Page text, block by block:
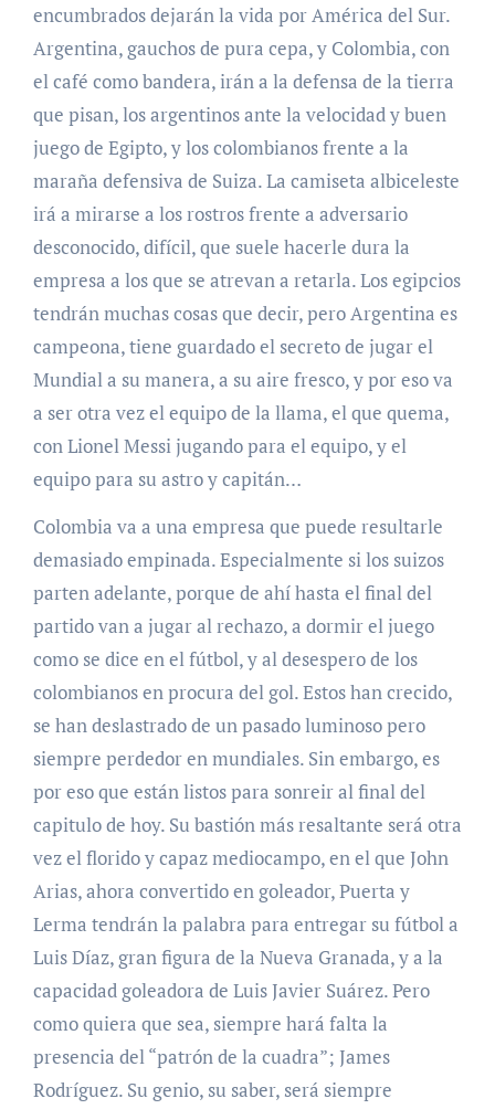
encumbrados dejarán la vida por América del Sur.
Argentina, gauchos de pura cepa, y Colombia, con
el café como bandera, irán a la defensa de la tierra
que pisan, los argentinos ante la velocidad y buen
juego de Egipto, y los colombianos frente a la
maraña defensiva de Suiza. La camiseta albiceleste
irá a mirarse a los rostros frente a adversario
desconocido, difícil, que suele hacerle dura la
empresa a los que se atrevan a retarla. Los egipcios
tendrán muchas cosas que decir, pero Argentina es
campeona, tiene guardado el secreto de jugar el
Mundial a su manera, a su aire fresco, y por eso va
a ser otra vez el equipo de la llama, el que quema,
con Lionel Messi jugando para el equipo, y el
equipo para su astro y capitán…
Colombia va a una empresa que puede resultarle
demasiado empinada. Especialmente si los suizos
parten adelante, porque de ahí hasta el final del
partido van a jugar al rechazo, a dormir el juego
como se dice en el fútbol, y al desespero de los
colombianos en procura del gol. Estos han crecido,
se han deslastrado de un pasado luminoso pero
siempre perdedor en mundiales. Sin embargo, es
por eso que están listos para sonreir al final del
capitulo de hoy. Su bastión más resaltante será otra
vez el florido y capaz mediocampo, en el que John
Arias, ahora convertido en goleador, Puerta y
Lerma tendrán la palabra para entregar su fútbol a
Luis Díaz, gran figura de la Nueva Granada, y a la
capacidad goleadora de Luis Javier Suárez. Pero
como quiera que sea, siempre hará falta la
presencia del “patrón de la cuadra”; James
Rodríguez. Su genio, su saber, será siempre